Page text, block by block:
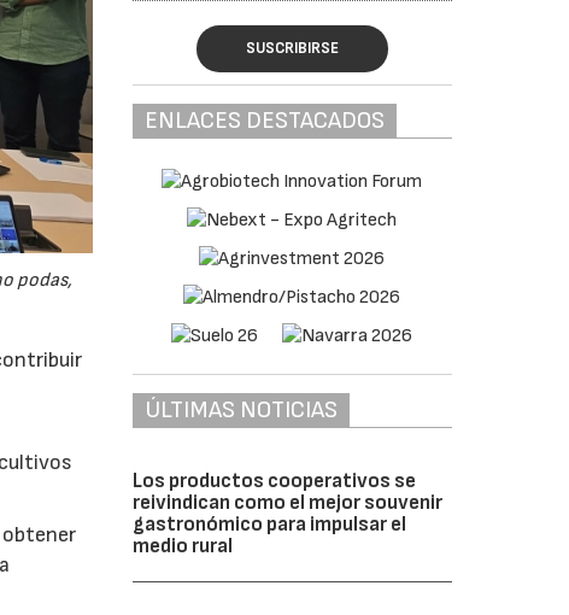
podas,
obtener
SUSCRIBIRSE
ENLACES DESTACADOS
ÚLTIMAS NOTICIAS
Los productos cooperativos se
reivindican como el mejor souvenir
gastronómico para impulsar el
medio rural